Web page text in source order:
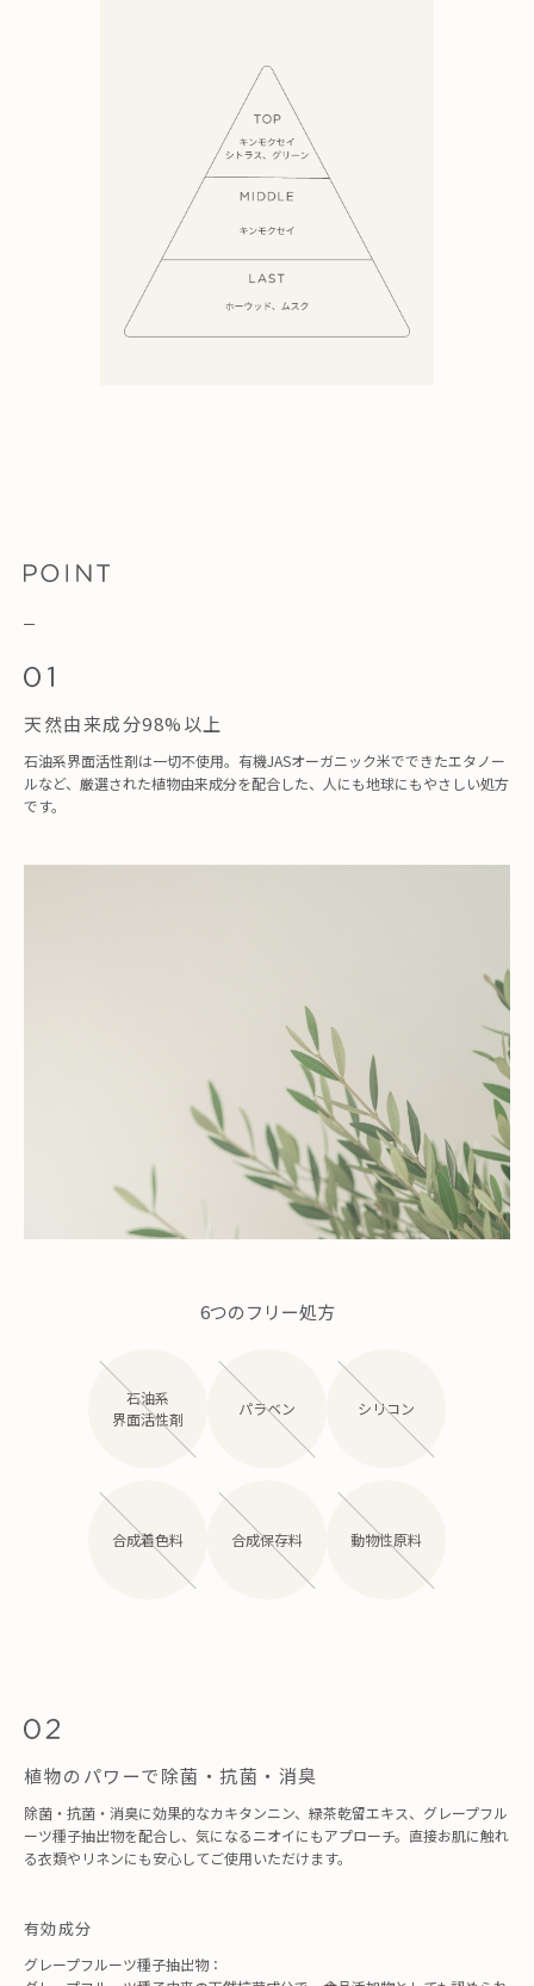
天然由来成分98%以上
石油系界面活性剤は一切不使用。有機JASオーガニック米でできたエタノー
ルなど、厳選された植物由来成分を配合した、人にも地球にもやさしい処方
です。
6つのフリー処方
石油系
界面活性剤
パラベン シリコン
合成着色料 合成保存料 動物性原料
植物のパワーで除菌・抗菌・消臭
除菌・抗菌・消臭に効果的なカキタンニン、緑茶乾留エキス、グレープフル
ーツ種子抽出物を配合し、気になるニオイにもアプローチ。直接お肌に触れ
る衣類やリネンにも安心してご使用いただけます。
有効成分
グレープフルーツ種子抽出物：